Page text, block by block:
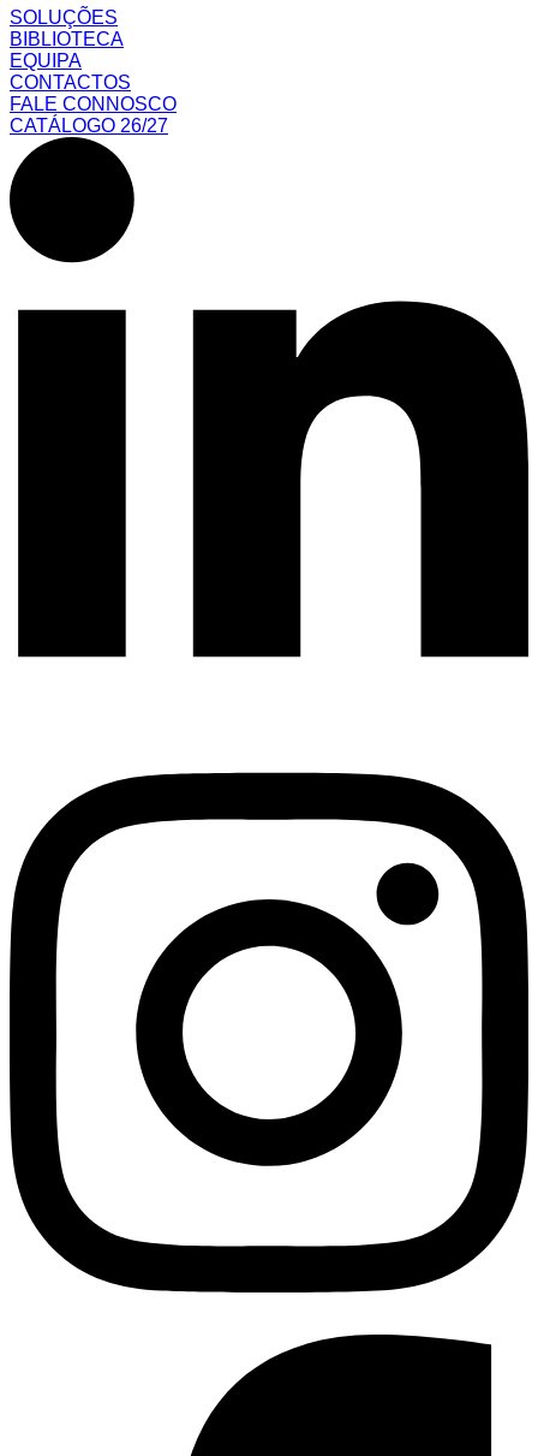
SOLUÇÕES
BIBLIOTECA
EQUIPA
CONTACTOS
FALE CONNOSCO
CATÁLOGO 26/27